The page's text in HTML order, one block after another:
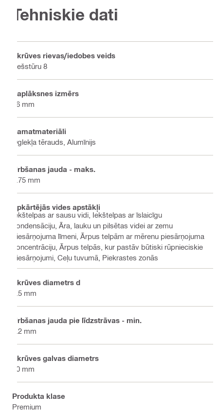
Tehniskie dati
Skrūves rievas/iedobes veids
Sešstūru 8
Paplāksnes izmērs
16 mm
Pamatmateriāli
Oglekļa tērauds, Alumīnijs
Urbšanas jauda - maks.
3.75 mm
Apkārtējās vides apstākļi
Iekštelpas ar sausu vidi, Iekštelpas ar īslaicīgu
kondensāciju, Āra, lauku un pilsētas videi ar zemu
piesārņojuma līmeni, Ārpus telpām ar mērenu piesārņojuma
koncentrāciju, Ārpus telpās, kur pastāv būtiski rūpnieciskie
piesārņojumi, Ceļu tuvumā, Piekrastes zonās
Skrūves diametrs d
5.5 mm
Urbšanas jauda pie līdzstrāvas - min.
1.2 mm
Skrūves galvas diametrs
10 mm
Produkta klase
Premium